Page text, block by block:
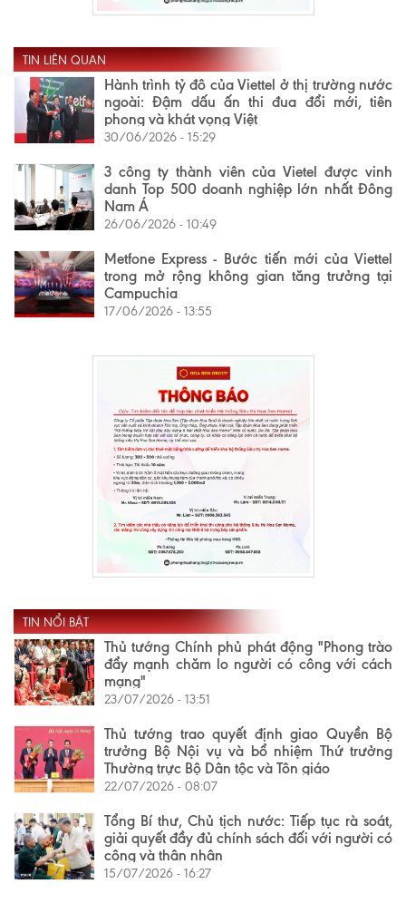
TIN LIÊN QUAN
Hành trình tỷ đô của Viettel ở thị trường nước
ngoài: Đậm dấu ấn thi đua đổi mới, tiên
phong và khát vọng Việt
30/06/2026 - 15:29
3 công ty thành viên của Vietel được vinh
danh Top 500 doanh nghiệp lớn nhất Đông
Nam Á
26/06/2026 - 10:49
Metfone Express - Bước tiến mới của Viettel
trong mở rộng không gian tăng trưởng tại
Campuchia
17/06/2026 - 13:55
TIN NỔI BẬT
Thủ tướng Chính phủ phát động "Phong trào
đẩy mạnh chăm lo người có công với cách
mạng"
23/07/2026 - 13:51
Thủ tướng trao quyết định giao Quyền Bộ
trưởng Bộ Nội vụ và bổ nhiệm Thứ trưởng
Thường trực Bộ Dân tộc và Tôn giáo
22/07/2026 - 08:07
Tổng Bí thư, Chủ tịch nước: Tiếp tục rà soát,
giải quyết đầy đủ chính sách đối với người có
công và thân nhân
15/07/2026 - 16:27